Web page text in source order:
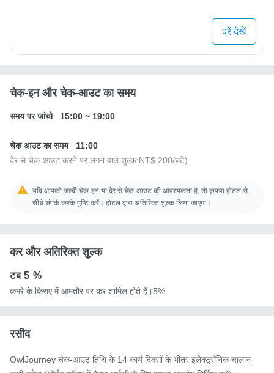
दरें देखें
चेक-इन और चेक-आउट का समय
समय पर जांचो 15:00 ~ 19:00
चेक आउट का समय
11:00
देर से चेक-आउट करने पर लगने वाले शुल्क:NT$ 200/घंटे)
यदि आपको जल्दी चेक-इन या देर से चेक-आउट की आवश्यकता है, तो कृपया होटल से
सीधे संपर्क करके पुष्टि करें। होटल द्वारा अतिरिक्त शुल्क लिया जाएगा।
कर और अतिरिक्त शुल्क
टब5 %
कमरे के किराए में आमतौर पर कर शामिल होते हैं।5%
रसीद
OwlJourney चेक-आउट तिथि के 14 कार्य दिवसों के भीतर इलेक्ट्रॉनिक चालान